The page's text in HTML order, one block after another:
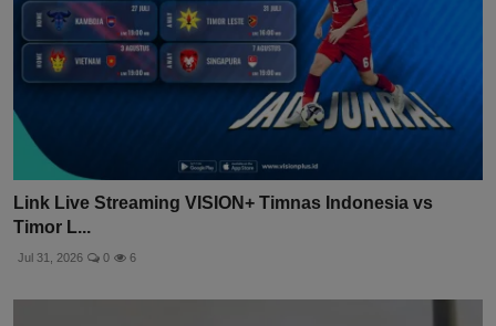
Link Live Streaming VISION+ Timnas Indonesia vs
Timor L...
Jul 31, 2026 0 6